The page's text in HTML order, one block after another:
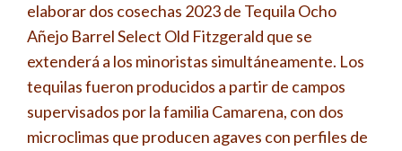
elaborar dos cosechas 2023 de Tequila Ocho
Añejo Barrel Select Old Fitzgerald que se
extenderá a los minoristas simultáneamente. Los
tequilas fueron producidos a partir de campos
supervisados ​​por la familia Camarena, con dos
microclimas que producen agaves con perfiles de